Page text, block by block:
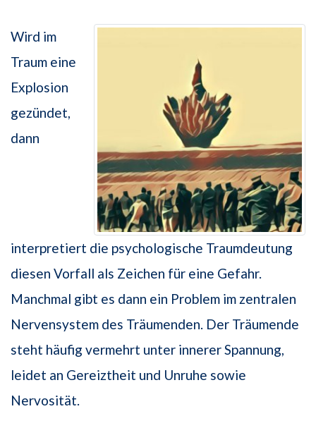
Wird im
Traum eine
Explosion
gezündet,
dann
interpretiert die psychologische Traumdeutung
diesen Vorfall als Zeichen für eine Gefahr.
Manchmal gibt es dann ein Problem im zentralen
Nervensystem des Träumenden. Der Träumende
steht häufig vermehrt unter innerer Spannung,
leidet an Gereiztheit und Unruhe sowie
Nervosität.